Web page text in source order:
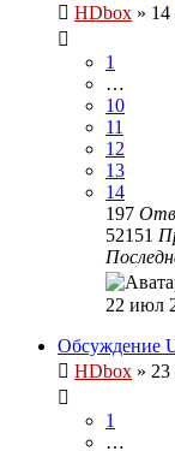
HDbox » 14
1
…
10
11
12
13
14
197
52151
22 июл
Обсуждение
HDbox » 23
1
…